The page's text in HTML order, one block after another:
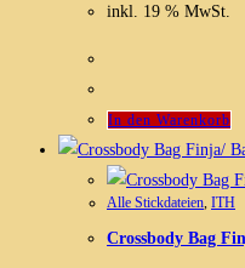
inkl. 19 % MwSt.
In den Warenkorb
Alle Stickdateien ITH
Crossbody Bag